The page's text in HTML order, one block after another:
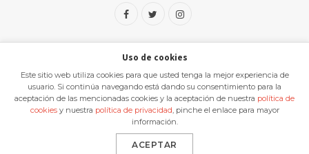
F
c
e
b
o
i
t
t
e
I
s
t
a
g
MueroPorViajar creado porMiguel Angel Delgado Garcia
Top
Uso de cookies
Este sitio web utiliza cookies para que usted tenga la mejor experiencia de
usuario. Si continúa navegando está dando su consentimiento para la
aceptación de las mencionadas cookies y la aceptación de nuestra política de
cookiesy nuestra política de privacidad, pinche el enlace para mayor
información.
ACEPTAR